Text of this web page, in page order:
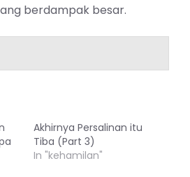
berdampak besar.
Akhirnya Persalinan itu
Tiba (Part 3)
In "kehamilan"